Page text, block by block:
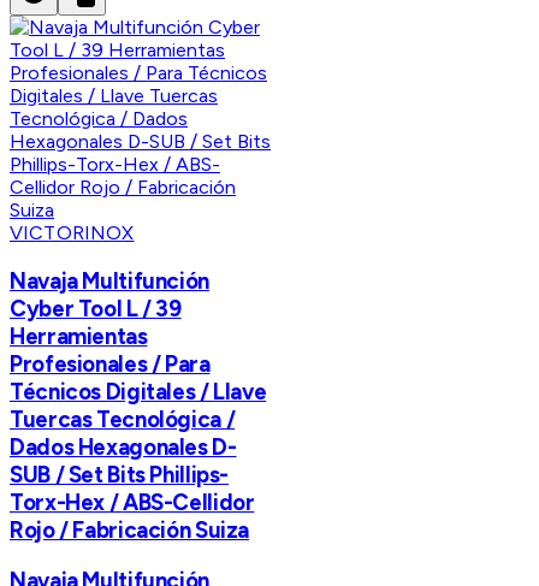
VICTORINOX
Navaja Multifunción
Cyber Tool L / 39
Herramientas
Profesionales / Para
Técnicos Digitales / Llave
Tuercas Tecnológica /
Dados Hexagonales D-
SUB / Set Bits Phillips-
Torx-Hex / ABS-Cellidor
Rojo / Fabricación Suiza
Navaja Multifunción